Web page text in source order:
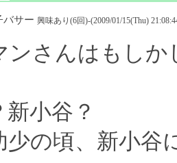
バサー 興味あり(6回)-(2009/01/15(Thu)
ンさんはもしか
小谷？
少の頃、新小谷